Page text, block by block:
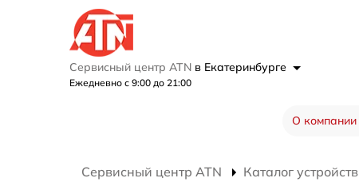
Сервисный центр ATN в Екатеринбурге
Ежедневно с 9:00 до 21:00
О компании
Сервисный центр ATN Каталог устройств